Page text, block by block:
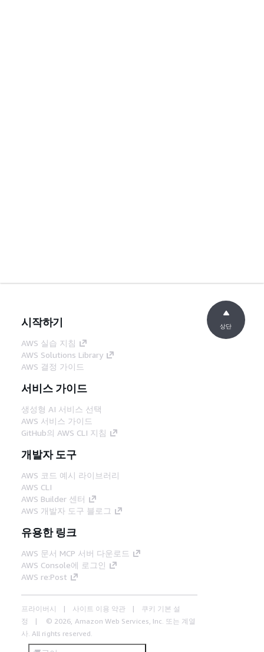
시작하기
AWS 실습 지침
AWS Solutions Library
AWS 결정 가이드
서비스 가이드
생성형 AI 서비스 선택
AWS 서비스 가이드
GitHub의 AWS CLI 지침
개발자 도구
AWS 코드 예시 라이브러리
AWS CLI
AWS Builder 센터
AWS 개발자 도구 블로그
유용한 링크
AWS 문서 MCP 서버 다운로드
AWS Console에 로그인
AWS re:Post
프라이버시 사이트 이용 약관
쿠키 기본 설
정
© 2026, Amazon Web Services, Inc. 또는 계열
사. All rights reserved.
상단